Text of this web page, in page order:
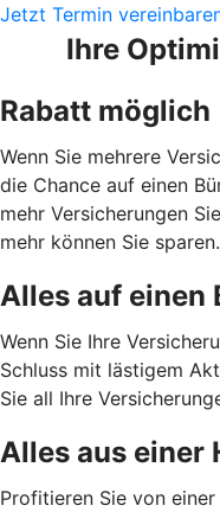
Jetzt Termin
Ihre
Rabatt möglich
Wenn Sie mehrere
die Chance auf einen
mehr Versicherungen
mehr können Sie sparen.
Alles auf einen
Wenn Sie Ihre
Schluss mit lästigem
Sie all Ihre
Alles aus einer
Profitieren Sie von